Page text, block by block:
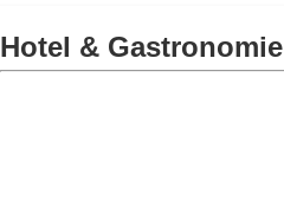
Hotel & Gastronomie